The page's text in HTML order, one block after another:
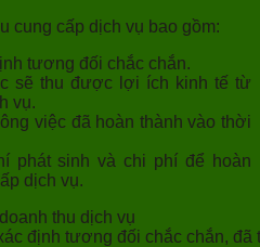
cung cấp dịch vụ bao gồm:
tương đối chắc chắn.
sẽ thu được lợi ích kinh tế từ
vụ.
việc đã hoàn thành vào thời
phát sinh và chi phí để hoàn
dịch vụ.
định tương đối chắc chắn,